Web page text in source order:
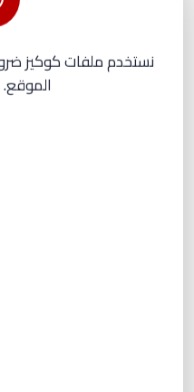
نستخدم ملفات كوكيز
الموقع.